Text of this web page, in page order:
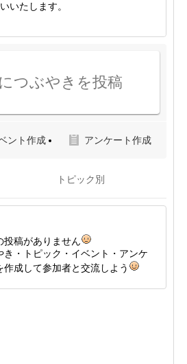
いたします。
つぶやきを投稿
ント作成 アンケート作成
トピック別
投稿がありません
き・トピック・イベント・アンケ
作成して参加者と交流しよう